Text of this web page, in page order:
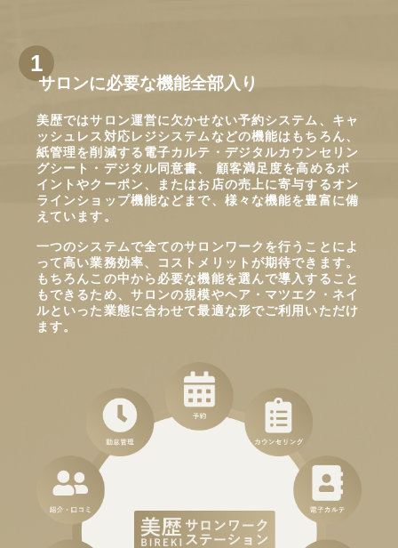
サロンに必要な機能全部入り
美歴ではサロン運営に欠かせない予約システム、キャ
ッシュレス対応レジシステムなどの機能はもちろん、
紙管理を削減する電子カルテ・デジタルカウンセリン
グシート・デジタル同意書、 顧客満足度を高めるポ
イントやクーポン、またはお店の売上に寄与するオン
ラインショップ機能などまで、様々な機能を豊富に備
えています。
一つのシステムで全てのサロンワークを行うことによ
って高い業務効率、コストメリットが期待できます。
もちろんこの中から必要な機能を選んで導入すること
もできるため、サロンの規模やヘア・マツエク・ネイ
ルといった業態に合わせて最適な形でご利用いただけ
ます。